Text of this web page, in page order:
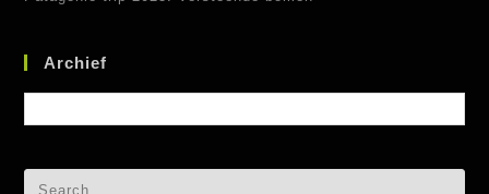
Archief
Archief